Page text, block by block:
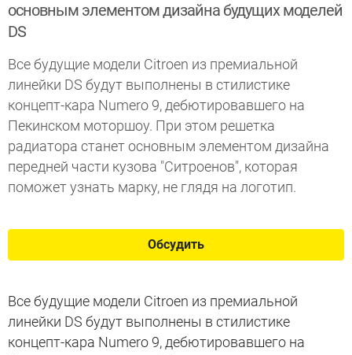
основным элементом дизайна будущих моделей
DS
Все будущие модели Citroen из премиальной
линейки DS будут выполнены в стилистике
концепт-кара Numero 9, дебютировавшего на
Пекинском моторшоу. При этом решетка
радиатора станет основным элементом дизайна
передней части кузова "Ситроенов", которая
поможет узнать марку, не глядя на логотип.
Обсудить
Все будущие модели Citroen из премиальной
линейки DS будут выполнены в стилистике
концепт-кара Numero 9, дебютировавшего на